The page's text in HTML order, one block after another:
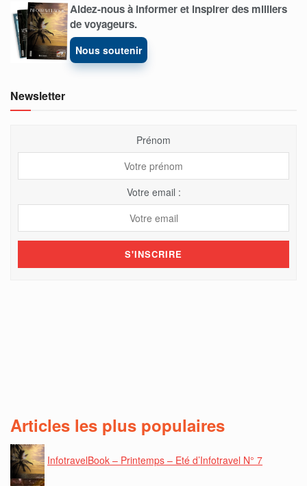
Aidez-nous à informer et inspirer des milliers
de voyageurs.
Nous soutenir
Newsletter
Prénom
Votre email :
Articles les plus populaires
InfotravelBook – Printemps – Eté d’Infotravel N° 7